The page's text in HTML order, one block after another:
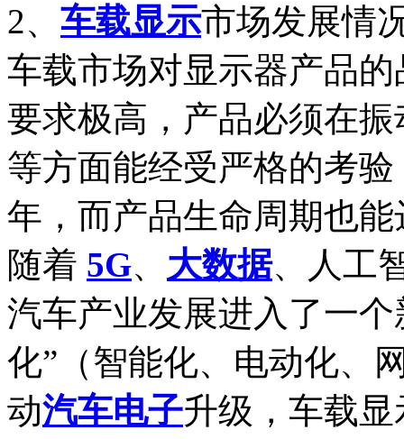
2、 车载显示市场发展情
车载市场对显示器产品
要求极高，产品必须在
等方面能经受严格的考
年，而产品生命周期也能
随着 5G、 大数据、人工
汽车产业发展进入了一
化”（智能化、电动化、
动汽车电子升级，车载